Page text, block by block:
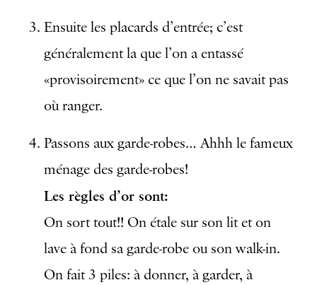
Ensuite les placards d’entrée; c’est
généralement la que l’on a entassé
«provisoirement» ce que l’on ne savait pas
où ranger.
Passons aux garde-robes… Ahhh le fameux
ménage des garde-robes!
Les règles d’or sont:
On sort tout!! On étale sur son lit et on
lave à fond sa garde-robe ou son walk-in.
On fait 3 piles: à donner, à garder, à